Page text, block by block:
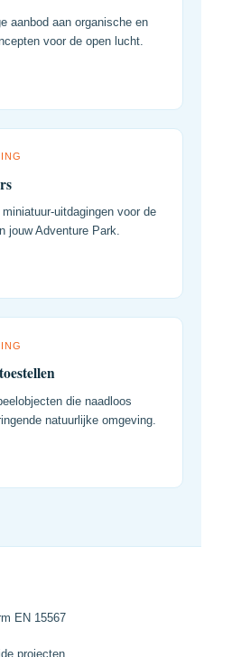
aanbod aan organische en
voor de open lucht.
uitdagingen voor de
jouw Adventure Park.
die naadloos
natuurlijke omgeving.
EN 15567
projecten